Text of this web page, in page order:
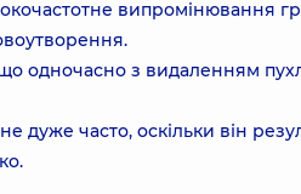
випромінювання
одночасно з видаленням
дуже часто, оскільки він